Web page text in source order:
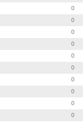
0
0
0
0
0
0
0
0
0
0